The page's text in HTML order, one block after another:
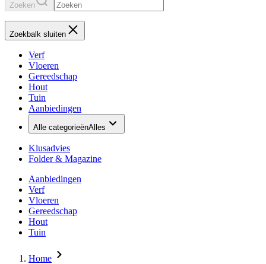
Zoeken
Zoekbalk sluiten
Verf
Vloeren
Gereedschap
Hout
Tuin
Aanbiedingen
Alle categorieënAlles
Klusadvies
Folder & Magazine
Aanbiedingen
Verf
Vloeren
Gereedschap
Hout
Tuin
Home